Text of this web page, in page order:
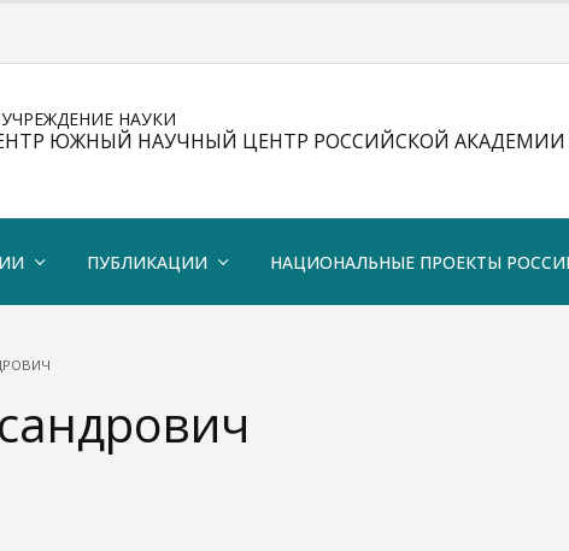
НАУКИ
ЮЖНЫЙ НАУЧНЫЙ ЦЕНТР РОССИЙСКОЙ АКАДЕМИИ
ПУБЛИКАЦИИ НАЦИОНАЛЬНЫЕ ПРОЕКТЫ